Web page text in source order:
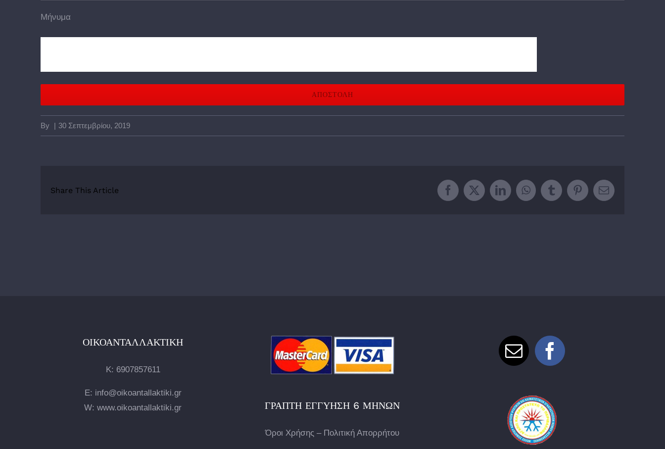
Μήνυμα
By 30 Σεπτεμβρίου, 2019
Share This Article FacebookTwitterLinkedInWhatsApp
TumblrPinterestEmail
ΟΙΚΟΑΝΤΑΛΛΑΚΤΙΚΉ
Κ: 6907857611
E: info@oikoantallaktiki.gr
W: www.oikoantallaktiki.gr
ΓΡΑΠΤΉ ΕΓΓΎΗΣΗ 6 ΜΗΝΏΝ
Όροι Χρήσης – Πολιτική Απορρήτου